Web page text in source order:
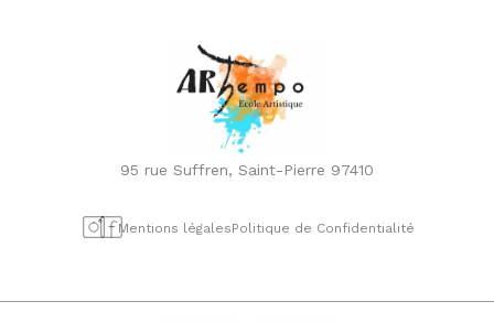
95 rue Suffren, Saint-Pierre 97410
Mentions légalesPolitique de Confidentialité